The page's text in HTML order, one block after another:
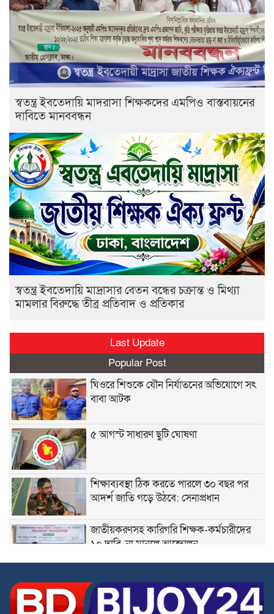
স্বতন্ত্র ইবতেদায়ি মাদরাসা শিক্ষকদের এমপিও বাস্তবায়নের
দাবিতে মানববন্ধন
স্বতন্ত্র ইবতেদায়ি মাদ্রাসার বেতন বন্ধের চক্রান্ত ও মিথ্যা
মামলার বিরুদ্ধে তীব্র প্রতিবাদ ও প্রতিকার
Last Update
Popular Post
ঘিওরে শিশুকে যৌন নির্যাতনের অভিযোগে সৎ
বাবা আটক
৫ আগস্ট সাধারণ ছুটি ঘোষণা
শিক্ষাব্যবস্থা ঠিক করতে পারলে ৩০ বছর পর
আদর্শ জাতি গড়ে উঠবে: সেনাপ্রধান
জাতীয়করণসহ কারিগরি শিক্ষক-কর্মচারীদের
১০ দাবি, না মানলে আন্দোলন
স্বতন্ত্র ইবতেদায়ি মাদরাসা শিক্ষকদের এমপিও
বাস্তবায়নের দাবিতে মানববন্ধন